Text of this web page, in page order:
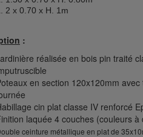
2 x 0.70 x H. 1m
:
réalisée en bois pin traité
en section 120x120mm
cin plat classe IV renforcé
laquée 4 couches (couleurs à
ceinture métallique en plat de